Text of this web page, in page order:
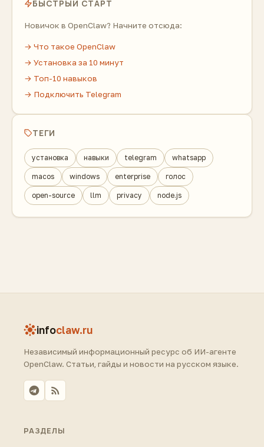
БЫСТРЫЙ СТАРТ
Новичок в OpenClaw? Начните отсюда:
→ Что такое OpenClaw
→ Установка за 10 минут
→ Топ-10 навыков
→ Подключить Telegram
ТЕГИ
установка навыки telegram whatsapp
macos windows enterprise голос
open-source llm privacy node.js
infoclaw.ru
Независимый информационный ресурс об ИИ-агенте
OpenClaw. Статьи, гайды и новости на русском языке.
РАЗДЕЛЫ